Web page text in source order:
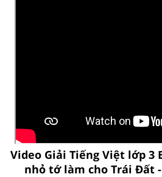
Video Giải Tiếng Việt lớp 3
nhỏ tớ làm cho Trái Đất